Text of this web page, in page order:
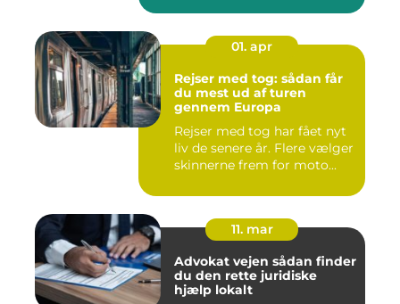
01. apr
Rejser med tog: sådan får
du mest ud af turen
gennem Europa
Rejser med tog har fået nyt
liv de senere år. Flere vælger
skinnerne frem for moto...
11. mar
Advokat vejen sådan finder
du den rette juridiske
hjælp lokalt